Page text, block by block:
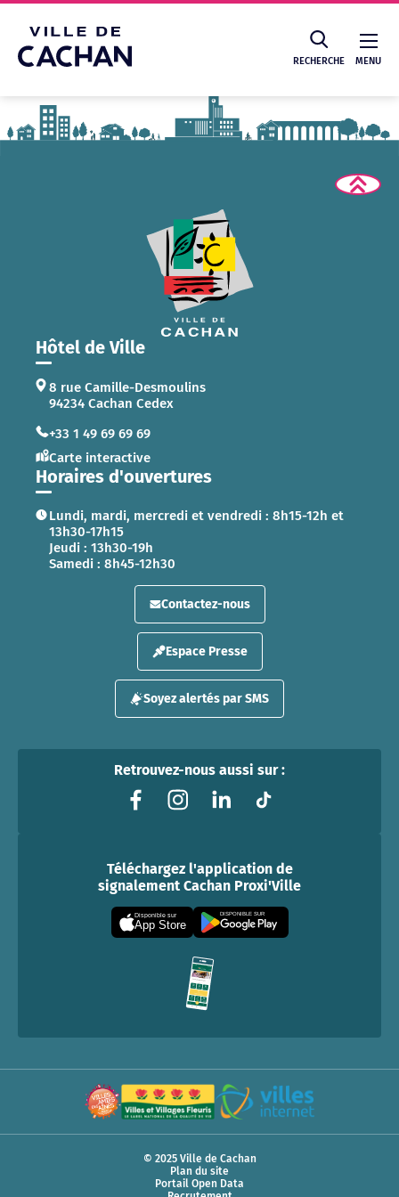
RECHERCHE MENU
Recherche
Hôtel de Ville
8 rue Camille-Desmoulins
94234 Cachan Cedex
+33 1 49 69 69 69
Carte interactive
Horaires d'ouvertures
Lundi, mardi, mercredi et vendredi : 8h15-12h et
13h30-17h15
Jeudi : 13h30-19h
Samedi : 8h45-12h30
Contactez-nous
Espace Presse
Soyez alertés par SMS
Retrouvez-nous aussi sur :
Téléchargez l'application de
signalement Cachan Proxi'Ville
Disponible sur
App Store
DISPONIBLE SUR
© 2025 Ville de Cachan
Plan du site
Portail Open Data
Cookies management panel